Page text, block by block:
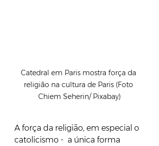
Catedral em Paris mostra força da
religião na cultura de Paris (Foto
Chiem Seherin/ Pixabay)
A força da religião, em especial o
catolicismo -  a única forma